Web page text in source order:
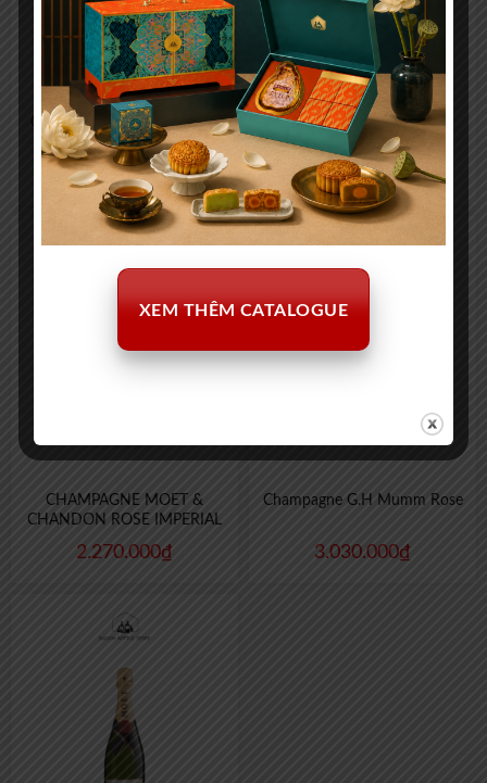
Champagne Charles Mignon
Premier Reserve Brut
1.125.000₫
Champagne Dom Perignon
Phát Sáng 750ml
10.000.000₫
CHAMPAGNE MOET &
CHANDON ROSE IMPERIAL
2.270.000₫
Champagne G.H Mumm Rose
3.030.000₫
XEM THÊM CATALOGUE